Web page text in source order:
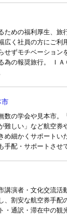
ための福利厚生、旅
広く社員の方にご利
せずモチベーション
為の報奨旅行。 ＩＡ
市
数の学会や見本市。
難しい」など航空券
め細かくサポートい
配・サポートさせ
講演者・文化交流活
、割安な航空券手配
・通訳・滞在中の観